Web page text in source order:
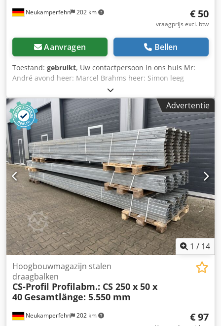
Neukamperfehn 202 km € 50
vraagprijs excl. btw
Aanvragen Bellen
Toestand: gebruikt, Uw contactpersoon in ons huis Mr:
André avond heer: Marcel Brahms heer: Simon leeg
Chjdpjdf S Eyjfx Ab Uea Wij bieden u hier een gebruikte
hengsten voor roller transportbanden te koop. Bij de
bestelling de vereiste stand hoogte & diepte gelieve te
staan! Inbegrepen bij de levering: 01 x gebruikt hengsten,
Materiaal kleur: volledig gegalvaniseerd Stand hoogte: 250
mm tot 700 mm (vrij selecteerbaar beurtelings) Staan
diepte: 300 tot 700 mm (vrij selecteerbaar beurtelings)
Meer treble & bass kan op verzoek worden aangepast.
Onze diensten in één oogopslag: (Prijzen op aanvraag) -
Installatie, bouw onze algemene voorwaarden van erectie
zijn in acht moeten worden genomen -Shelf testen Plank
inspectie volgens DIN EN 15635 uitgevoerd om te voldoen
aan de BGR 234 visuele inspectie van alle plank systemen -
Levering met onze eigen vloot van voertuigen (zonder
kwijting) Gratis verzending op aanvraag!
Advertentie
1 / 14
Neukamperfehn 202 km
Hoogbouwmagazijn stalen
draagbalken
CS-Profil Profilabm.: CS 250 x 50 x
40 Gesamtlänge: 5.550 mm
€ 97